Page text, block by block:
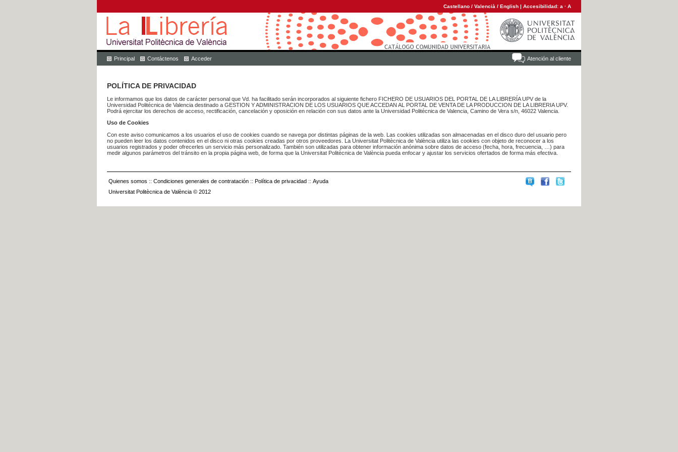
Castellano / Valencià / English | Accesibilidad: a · A
Atención al cliente
Principal Contáctenos Acceder
POLÍTICA DE PRIVACIDAD
Le informamos que los datos de carácter personal que Vd. ha facilitado serán incorporados al siguiente fichero FICHERO DE USUARIOS DEL PORTAL DE LA LIBRERÍA UPV de la
Universidad Politécnica de Valencia destinado a GESTION Y ADMINISTRACION DE LOS USUARIOS QUE ACCEDAN AL PORTAL DE VENTA DE LA PRODUCCION DE LA LIBRERIA UPV.
Podrá ejercitar los derechos de acceso, rectificación, cancelación y oposición en relación con sus datos ante la Universidad Politécnica de Valencia, Camino de Vera s/n, 46022 Valencia.
Uso de Cookies
Con este aviso comunicamos a los usuarios el uso de cookies cuando se navega por distintas páginas de la web. Las cookies utilizadas son almacenadas en el disco duro del usuario pero
no pueden leer los datos contenidos en el disco ni otras cookies creadas por otros proveedores. La Universitat Politècnica de València utiliza las cookies con objeto de reconocer a los
usuarios registrados y poder ofrecerles un servicio más personalizado. También son utilizadas para obtener información anónima sobre datos de acceso (fecha, hora, frecuencia, …) para
medir algunos parámetros del tránsito en la propia página web, de forma que la Universitat Politècnica de València pueda enfocar y ajustar los servicios ofertados de forma más efectiva.
Quienes somos :: Condiciones generales de contratación :: Política de privacidad :: Ayuda
Universitat Politècnica de València © 2012